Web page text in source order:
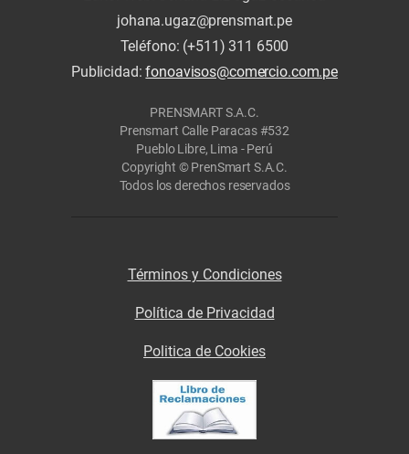
johana.ugaz@prensmart.pe
Teléfono: (+511) 311 6500
Publicidad:fonoavisos@comercio.com.pe
PRENSMART S.A.C.
Prensmart Calle Paracas #532
Pueblo Libre, Lima - Perú
Copyright © PrenSmart S.A.C.
Todos los derechos reservados
Términos y Condiciones
Política de Privacidad
Politica de Cookies